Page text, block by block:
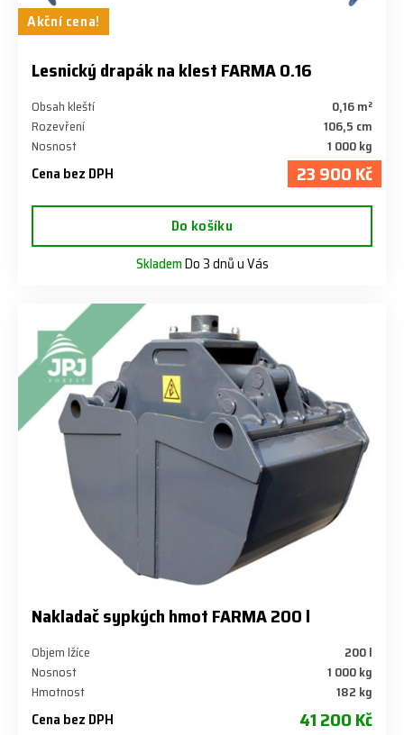
Akční cena!
Lesnický drapák na klest FARMA 0.16
Obsah kleští
0,16 m²
Rozevření
106,5 cm
Nosnost
1 000 kg
Cena bez DPH 23 900 Kč
Do košíku
SklademDo 3 dnů u Vás
Nakladač sypkých hmot FARMA 200 l
Objem lžíce
200 l
Nosnost
1 000 kg
Hmotnost
182 kg
Cena bez DPH 41 200 Kč